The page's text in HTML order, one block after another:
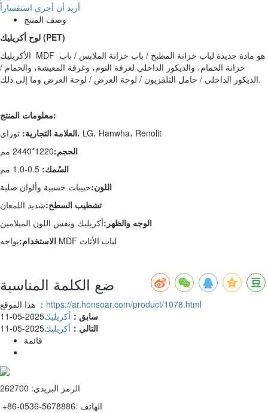
أريد أن أجري استفساراً
وصف المنتج
لوح أكريليك (PET)
الأكريليك MDF هو مادة جديدة لباب خزانة المطبخ / باب خزانة الملابس / باب
خزانة الحمام، والديكور الداخلي لغرفة النوم، وغرفة المعيشة، والحمام /
الديكور الداخلي / حامل التلفزيون / لوحة العرض / لوحة العرض وما إلى ذلك.
معلومات المنتج:
العلامة التجارية:توراي، LG، Hanwha، Renolit
الحجم:1220*2440 مم
السُمك:
اللون:حبيبات خشبية وألوان صلبة
تشطيب السطح:شديد اللمعان
الوجه والظهر:أكريليك ونفس اللون الميلامين
الاستخدام:
يواجه MDF لباب الأثاث
ضع الكلمة المناسبة
هذا الموقع ： https://ar.honsoar.com/product/1078.html
سابق： أكريليك2025-05-11
التالي： أكريليك2025-05-11
قائمة
الرمز البريدي: 262700
+86-0536-5678886: الهاتف